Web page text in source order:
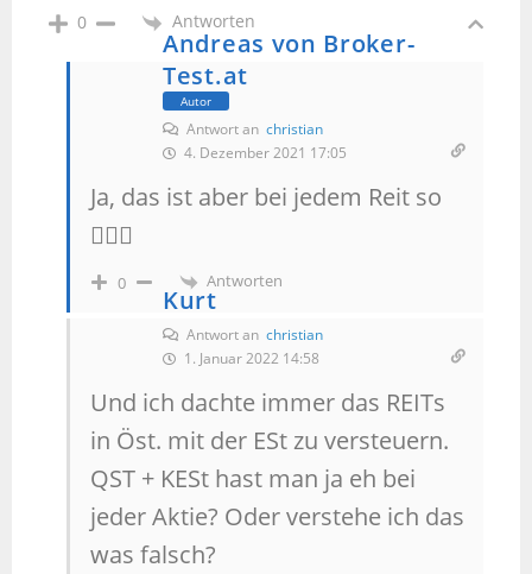
0 Antworten
Andreas von Broker-
Test.at
Autor
Antwort an christian
4. Dezember 2021 17:05
Ja, das ist aber bei jedem Reit so
🤷🏼‍♂️
0 Antworten
Kurt
Antwort an christian
1. Januar 2022 14:58
Und ich dachte immer das REITs
in Öst. mit der ESt zu versteuern.
QST + KESt hast man ja eh bei
jeder Aktie? Oder verstehe ich das
was falsch?